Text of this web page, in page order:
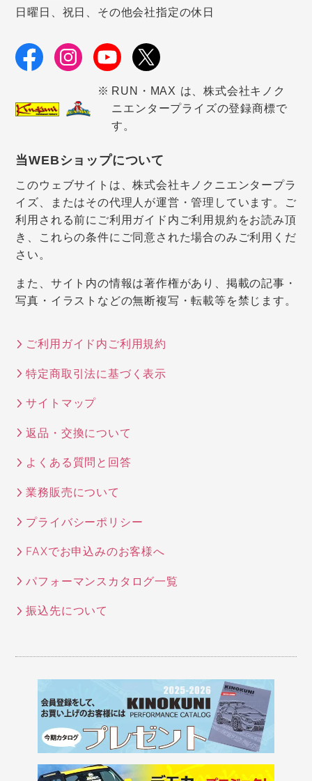
日曜日、祝日、その他会社指定の休日
RUN・MAX は、株式会社キノク
ニエンタープライズの登録商標で
す。
当WEBショップについて
このウェブサイトは、株式会社キノクニエンタープラ
イズ、またはその代理人が運営・管理しています。ご
利用される前にご利用ガイド内ご利用規約をお読み頂
き、これらの条件にご同意された場合のみご利用くだ
さい。
また、サイト内の情報は著作権があり、掲載の記事・
写真・イラストなどの無断複写・転載等を禁じます。
ご利用ガイド内ご利用規約
特定商取引法に基づく表示
サイトマップ
返品・交換について
よくある質問と回答
業務販売について
プライバシーポリシー
FAXでお申込みのお客様へ
パフォーマンスカタログ一覧
振込先について